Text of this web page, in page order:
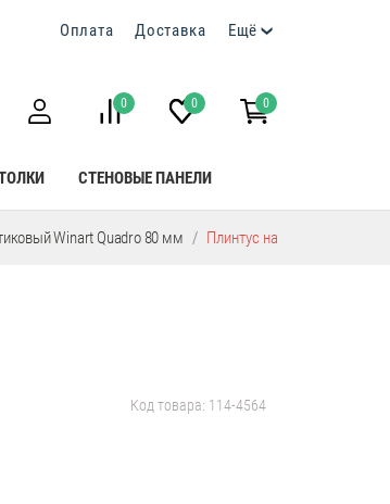
Оплата Доставка Ещё
0 0 0
СТЕНОВЫЕ ПАНЕЛИ
Winart Quadro 80 мм Плинтус напольный
Код товара: 114-4564